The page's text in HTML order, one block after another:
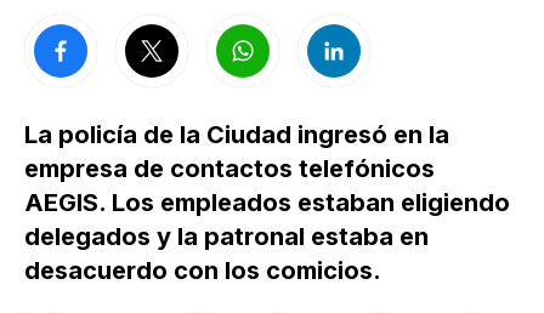
La policía de la Ciudad ingresó en la
empresa de contactos telefónicos
AEGIS. Los empleados estaban eligiendo
delegados y la patronal estaba en
desacuerdo con los comicios.